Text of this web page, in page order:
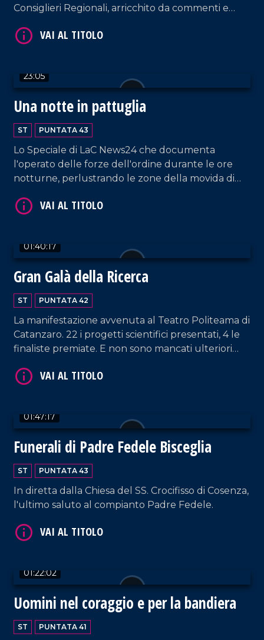
Consiglieri Regionali, arricchito da commenti e
settore.
23:05
Una notte in pattuglia
ST PUNTATA 43
Lo Speciale di LaC News24 che documenta
l'operato delle forze dell'ordine durante le ore
notturne, perlustrando le zone della movida di
01:40:17
Gran Galà della Ricerca
ST PUNTATA 42
La manifestazione avvenuta al Teatro Politeama di
Catanzaro. 22 i progetti scientifici presentati, 4 le
finaliste premiate. E non sono mancati ulteriori
01:47:17
Funerali di Padre Fedele Bisceglia
ST PUNTATA 43
In diretta dalla Chiesa del SS. Crocifisso di Cosenza,
l'ultimo saluto al compianto Padre Fedele.
01:22:02
Uomini nel coraggio e per la bandiera
ST PUNTATA 41
VAI AL TITOLO
VAI AL TITOLO
VAI AL TITOLO
VAI AL TITOLO